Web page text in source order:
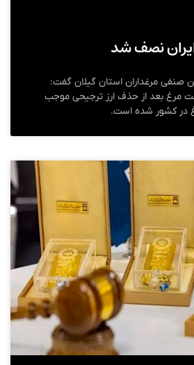
نصف شد
صنفی مرغداران استان گیلان گفت:
مرغ بعد از حذف ارز ترجیحی موجب
کشور شده است.